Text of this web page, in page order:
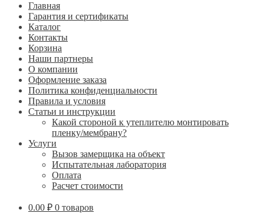
Главная
Гарантия и сертификаты
Каталог
Контакты
Корзина
Наши партнеры
О компании
Оформление заказа
Политика конфиденциальности
Правила и условия
Статьи и инструкции
Какой стороной к утеплителю монтировать
пленку/мембрану?
Услуги
Вызов замерщика на объект
Испытательная лаборатория
Оплата
Расчет стоимости
0.00 ₽ 0 товаров